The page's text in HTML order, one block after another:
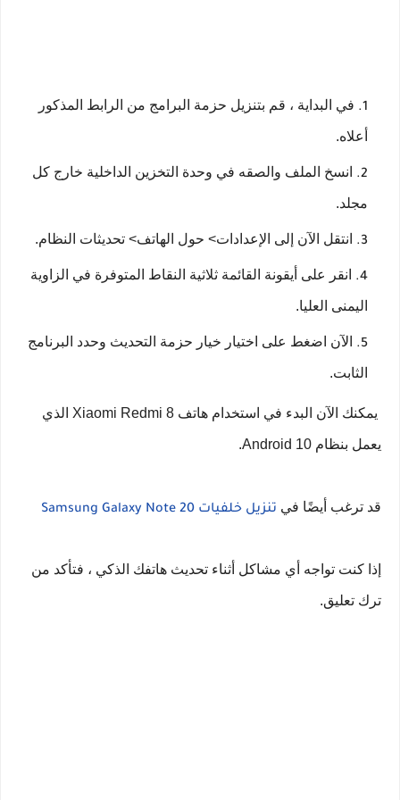
في البداية ، قم بتنزيل حزمة البرامج من الرابط المذكور
أعلاه.
انسخ الملف والصقه في وحدة التخزين الداخلية خارج كل
مجلد.
انتقل الآن إلى الإعدادات> حول الهاتف> تحديثات النظام.
انقر على أيقونة القائمة ثلاثية النقاط المتوفرة في الزاوية
اليمنى العليا.
الآن اضغط على اختيار خيار حزمة التحديث وحدد البرنامج
الثابت.
يمكنك الآن البدء في استخدام هاتف Xiaomi Redmi 8 الذي
يعمل بنظام Android 10.
قد ترغب أيضًا في تنزيل خلفيات Samsung Galaxy Note 20
إذا كنت تواجه أي مشاكل أثناء تحديث هاتفك الذكي ، فتأكد من
ترك تعليق.